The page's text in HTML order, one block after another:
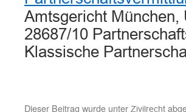
Amtsgericht München,
28687/10
Klassische
Dieser Beitrag wurde unter Zivilrecht